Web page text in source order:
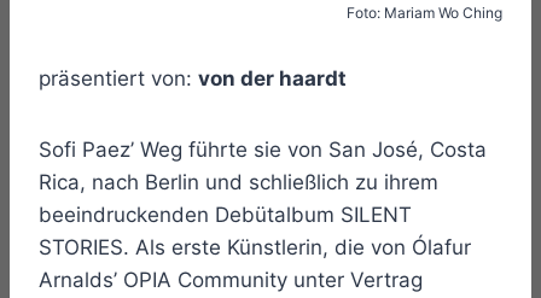
Foto: Mariam Wo Ching
präsentiert von: von der haardt
Sofi Paez’ Weg führte sie von San José, Costa
Rica, nach Berlin und schließlich zu ihrem
beeindruckenden Debütalbum SILENT
STORIES. Als erste Künstlerin, die von Ólafur
Arnalds’ OPIA Community unter Vertrag